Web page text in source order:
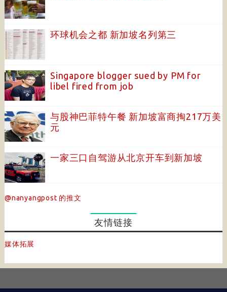
环球机会之都 新加坡名列第三
Singapore blogger sued by PM for
libel fired from job
与股神巴菲特午餐 新加坡富商掏217万美
元
一家三口自驾游从北京开车到新加坡
@nanyangpost 的推文
友情链接
媒体拓展